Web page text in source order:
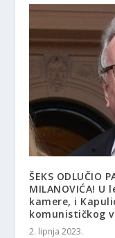
ŠEKS ODLUČIO
MILANOVIĆA!
kamere, i
komunističkog
2. lipnja 2023.